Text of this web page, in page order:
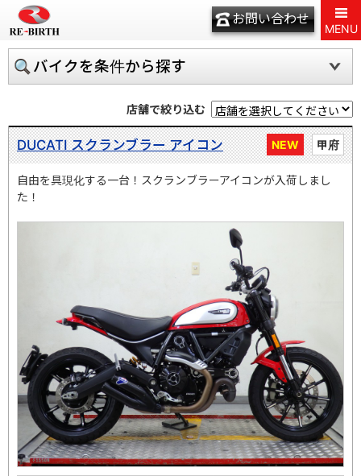
お問い合わせ
MENU
バイクを条件から探す
店舗で絞り込む
NEW 甲府
DUCATI スクランブラー アイコン
自由を具現化する一台！スクランブラーアイコンが入荷しまし
た！